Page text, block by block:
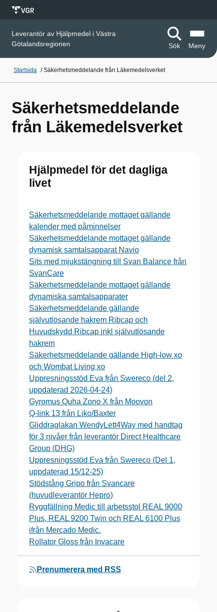
Leverantör av Hjälpmedel i Västra
Götalandsregionen
Sök Meny
Startsida /Säkerhetsmeddelande från Läkemedelsverket
Säkerhetsmeddelande
från Läkemedelsverket
Hjälpmedel för det dagliga
livet
Säkerhetsmeddelande mottaget gällande
kalender med påminnelser
Säkerhetsmeddelande mottaget gällande
dynamisk samtalsapparat Navio
Sits med mjukstängning till Svan Balance från
SvanCare
Säkerhetsmeddelande mottaget gällande
dynamiska samtalsapparater
Säkerhetsmeddelande gällande
självutlösande hakrem Ribcap och
Huvudskydd Ribcap inkl självutlösande
hakrem
Säkerhetsmeddelande gällande High-low xo
och Wombat Living xo
Uppresningsstöd Eva från Swereco (del 2,
uppdaterad 2026-04-24)
Gyromus Quha Zono X från Moovon
Q-link 13 från Liko/Baxter
Gliddraglakan WendyLett4Way med handtag
för 3 nivåer från leverantör Direct Healthcare
Group (DHG)
Uppresningsstöd Eva från Swereco (Del 1,
uppdaterad 15/12-25)
Stödstång Gripo från Svancare
(huvudleverantör Hepro)
Ryggfällning Medic till arbetsstol REAL 9000
Plus, REAL 9200 Twin och REAL 6100 Plus
ifrån Mercado Medic.
Rollator Gloss från Invacare
Prenumerera med RSS